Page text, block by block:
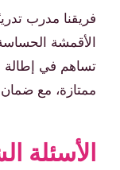
فريقنا مدرب
الأقمشة
تساهم في إطالة
ممتازة، مع ضمان
الأسئلة